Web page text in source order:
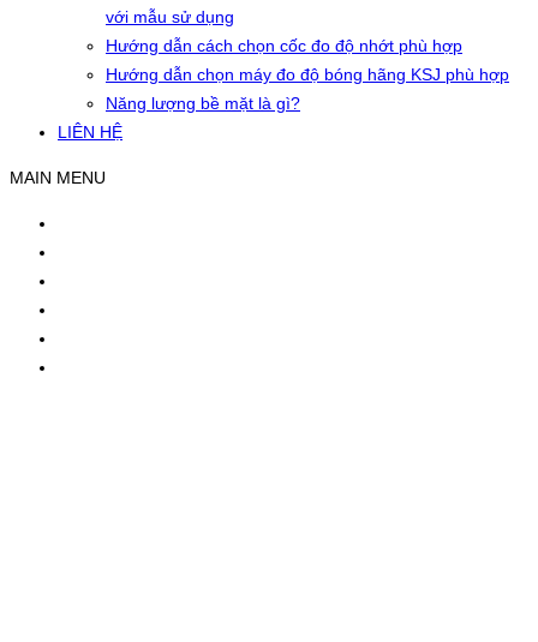
với mẫu sử dụng
Hướng dẫn cách chọn cốc đo độ nhớt phù hợp
Hướng dẫn chọn máy đo độ bóng hãng KSJ phù hợp
Năng lượng bề mặt là gì?
LIÊN HỆ
MAIN MENU